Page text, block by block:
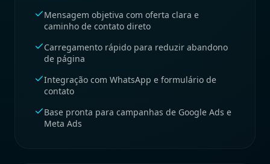
Mensagem objetiva com oferta clara e
caminho de contato direto
Carregamento rápido para reduzir abandono
de página
Integração com WhatsApp e formulário de
contato
Base pronta para campanhas de Google Ads e
Meta Ads